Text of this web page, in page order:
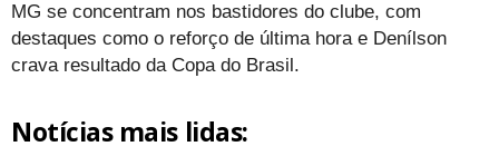
MG se concentram nos bastidores do clube, com
destaques como o reforço de última hora e Denílson
crava resultado da Copa do Brasil.
Notícias mais lidas: